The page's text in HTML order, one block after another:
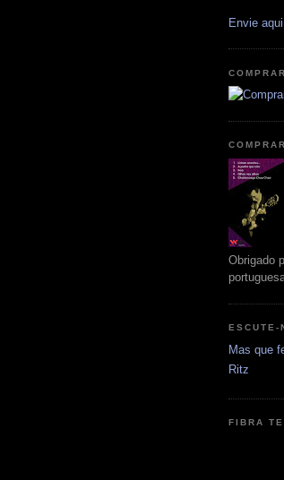
Envie
Obrigado
ESCUTE-
Mas que
Ritz
FIBRA